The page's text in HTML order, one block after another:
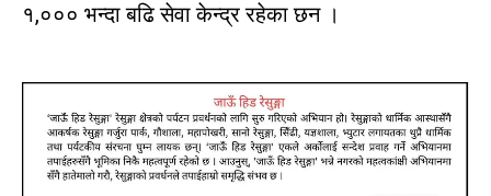
१,००० भन्दा बढि सेवा केन्द्र रहेका छन ।